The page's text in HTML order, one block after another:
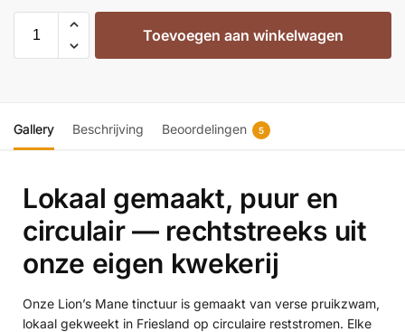
Toevoegen aan winkelwagen
Gallery Beschrijving Beoordelingen 5
Lokaal gemaakt, puur en
circulair — rechtstreeks uit
onze eigen kwekerij
Onze Lion’s Mane tinctuur is gemaakt van verse pruikzwam,
lokaal gekweekt in Friesland op circulaire reststromen. Elke